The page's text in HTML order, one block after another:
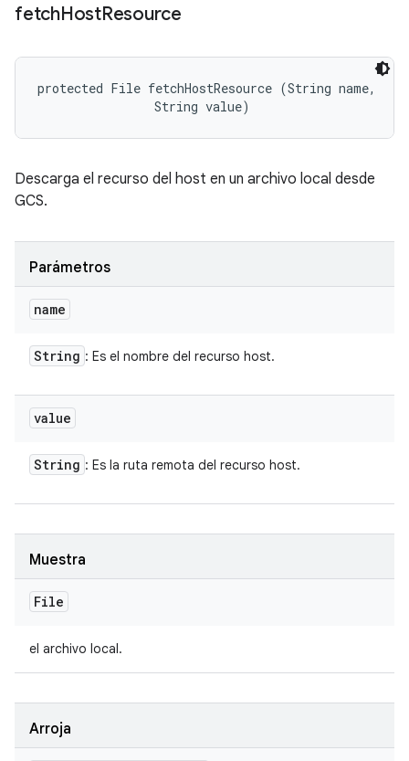
fetchHostResource
protected File fetchHostResource (String name,
                String value)
Descarga el recurso del host en un archivo local desde
GCS.
Parámetros
name
String : Es el nombre del recurso host.
value
String : Es la ruta remota del recurso host.
Muestra
File
el archivo local.
Arroja